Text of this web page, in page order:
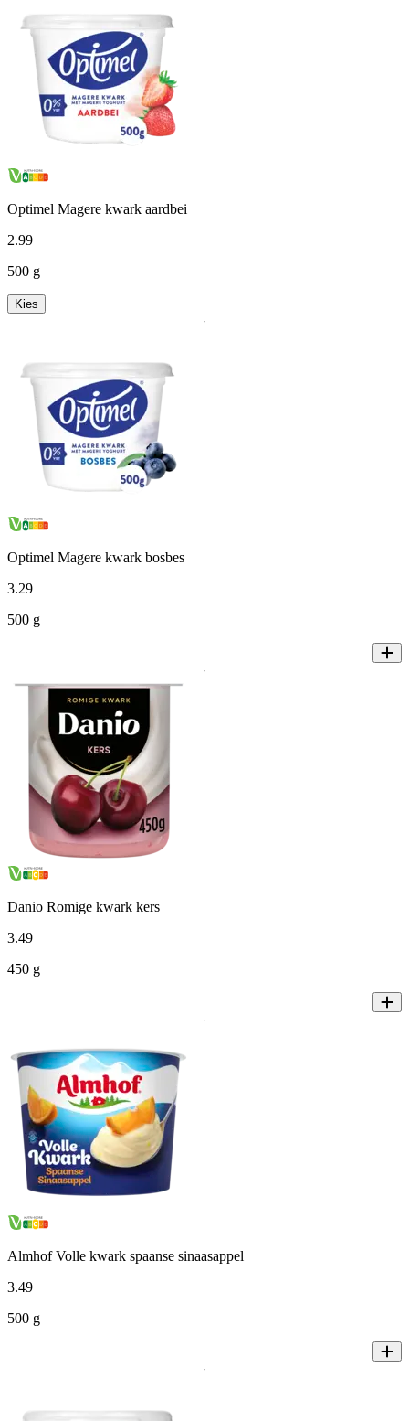
Optimel Magere kwark aardbei
2.99
500 g
Kies
Optimel Magere kwark bosbes
3.29
500 g
Danio Romige kwark kers
3.49
450 g
Almhof Volle kwark spaanse sinaasappel
3.49
500 g